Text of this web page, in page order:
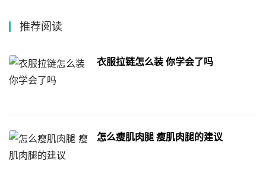
推荐阅读
衣服拉链怎么装 你学会了吗
怎么瘦肌肉腿 瘦肌肉腿的建议